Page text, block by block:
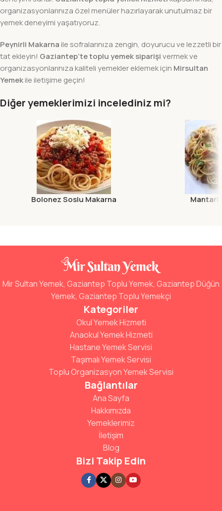
organizasyonlarınıza özel menüler hazırlayarak unutulmaz bir
yemek deneyimi yaşatıyoruz.
Peynirli Makarna ile sofralarınıza zengin, doyurucu ve lezzetli bir
tat ekleyin! Gaziantep’te toplu yemek siparişivermek ve
organizasyonlarınıza kaliteli yemekler eklemek için Mirsultan
Yemekile iletişime geçin!
Diğer yemeklerimizi incelediniz mi?
Bolonez Soslu Makarna
Mir Sultan Yemek, Gaziantep Toplu Yemek, Gaziantep Düğün
Yemek, Gaziantep Toplu Yemekçi
Kategoriler
Okul Yemek Hizmeti
Anaokul Yemek Hizmeti
Hastane Yemek Servisi
Taşımalı Yemek Servisi
Toplu Organizasyon Yemek Servisi
Bağlantılar
Ana Sayfa
Hakkımızda
Yemeklerimiz
İletişim
Blog
Bizi Takip Edin